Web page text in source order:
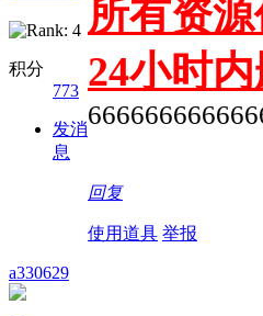
积分
773
发消
息
所有资
24小时
回复
使用道具 举报
a330629